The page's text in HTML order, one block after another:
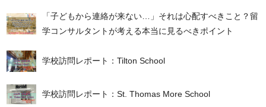
「子どもから連絡が来ない…」それは心配すべきこと？留
学コンサルタントが考える本当に見るべきポイント
学校訪問レポート：Tilton School
学校訪問レポート：St. Thomas More School